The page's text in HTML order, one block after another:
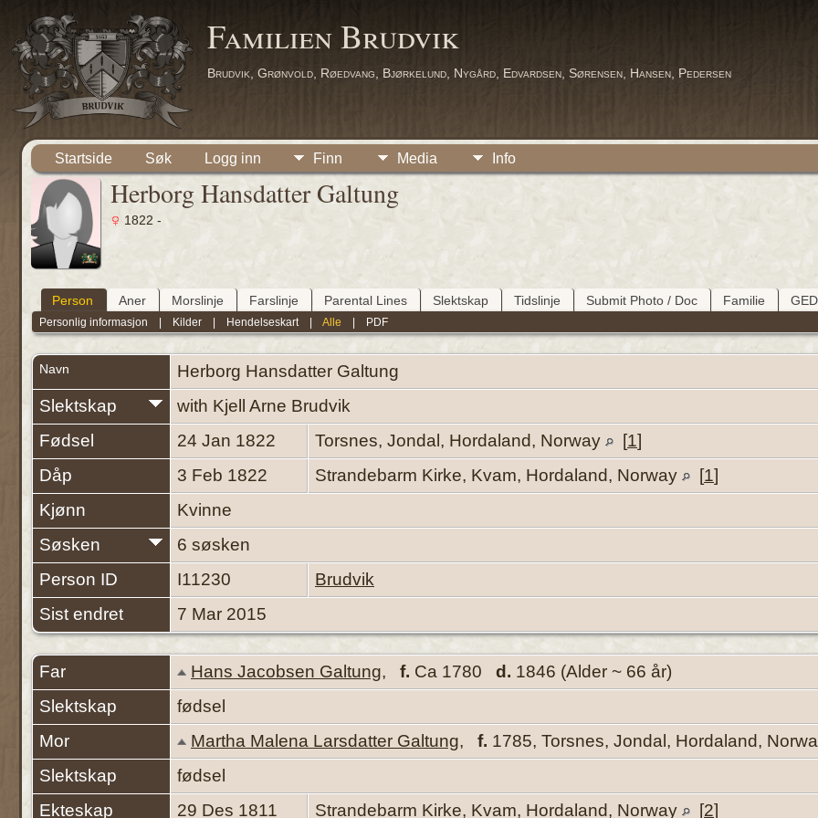
Familien Brudvik
Brudvik, Grønvold, Røedvang, Bjørkelund, Nygård, Edvardsen, Sørensen, Hansen, Pedersen
Startside Søk Logg inn Finn Media Info
Herborg Hansdatter Galtung
1822 -
Person Aner Morslinje Farslinje Parental Lines Slektskap Tidslinje Submit Photo / Doc Familie
Personlig informasjon | Kilder | Hendelseskart |Alle | PDF
Navn Herborg Hansdatter Galtung
Slektskap
with Kjell Arne Brudvik
Fødsel
24 Jan 1822 Torsnes, Jondal, Hordaland, Norway [1]
Dåp
3 Feb 1822 Strandebarm Kirke, Kvam, Hordaland, Norway [1]
Kjønn
Kvinne
Søsken
6 søsken
Person ID
I11230
Brudvik
Sist endret
7 Mar 2015
Far Hans Jacobsen Galtung, f. Ca 1780 d. 1846 (Alder ~ 66 år)
Slektskap
fødsel
Mor
Martha Malena Larsdatter Galtung, f. 1785, Torsnes, Jondal, Hordaland,
Slektskap
fødsel
Ekteskap
29 Des 1811 Strandebarm Kirke, Kvam, Hordaland, Norway [2]